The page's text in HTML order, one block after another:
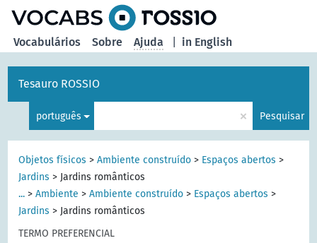
in English
Vocabulários Sobre Ajuda
Tesauro ROSSIO
português × Pesquisar
Objetos físicos >Ambiente construído > Espaços abertos >
Jardins > Jardins românticos
... >Ambiente >Ambiente construído > Espaços abertos >
Jardins > Jardins românticos
TERMO PREFERENCIAL